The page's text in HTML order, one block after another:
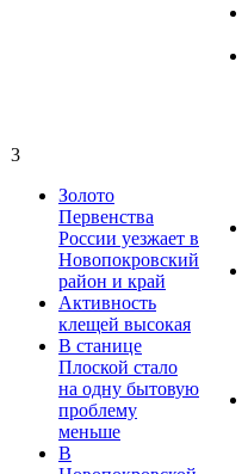
3
Золото
Первенства
России уезжает в
Новопокровский
район и край
Активность
клещей высокая
В станице
Плоской стало
на одну бытовую
проблему
меньше
В